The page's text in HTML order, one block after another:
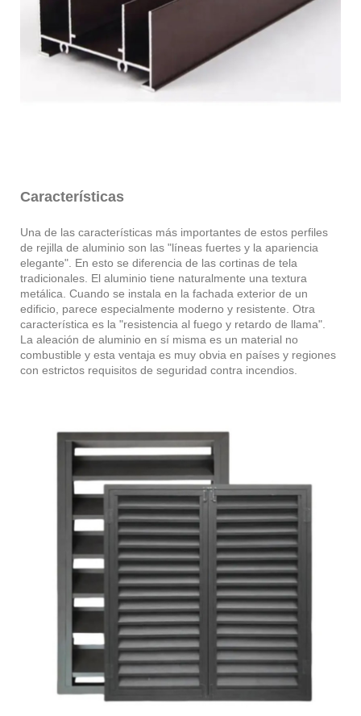
Características
Una de las características más importantes de estos perfiles
de rejilla de aluminio son las "líneas fuertes y la apariencia
elegante". En esto se diferencia de las cortinas de tela
tradicionales. El aluminio tiene naturalmente una textura
metálica. Cuando se instala en la fachada exterior de un
edificio, parece especialmente moderno y resistente. Otra
característica es la "resistencia al fuego y retardo de llama".
La aleación de aluminio en sí misma es un material no
combustible y esta ventaja es muy obvia en países y regiones
con estrictos requisitos de seguridad contra incendios.